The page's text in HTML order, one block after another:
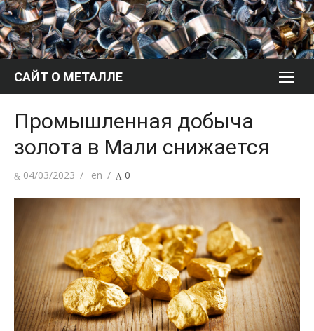
Перейти
к
содержимому
САЙТ О МЕТАЛЛЕ
Промышленная добыча
золота в Мали снижается
Опубликовано
04/03/2023 Автор
en 0